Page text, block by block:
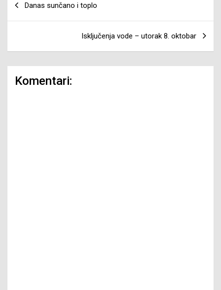
Danas sunčano i toplo
Isključenja vode – utorak 8. oktobar
Komentari: